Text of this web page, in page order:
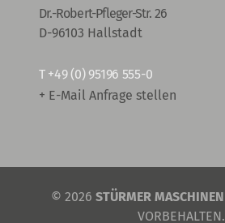
Dr.-Robert-Pfleger-Str. 26
D-96103 Hallstadt
T +49 (0) 95196 555-0
+ E-Mail Anfrage stellen
© 2026 STÜRMER MASCHINEN
VORBEHALTEN.